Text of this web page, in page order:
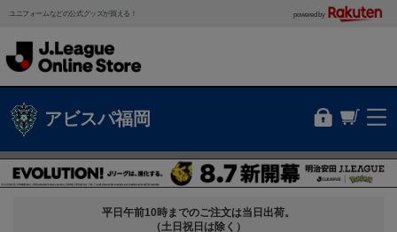
ユニフォームなどの公式グッズが買える！ powered by
アビスパ福岡
平日午前10時までのご注文は当日出荷。
（土日祝日は除く）